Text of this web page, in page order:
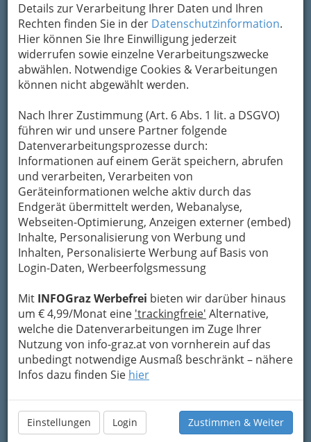
Details zur Verarbeitung Ihrer Daten und Ihren
Rechten finden Sie in der Datenschutzinformation.
Hier können Sie Ihre Einwilligung jederzeit
widerrufen sowie einzelne Verarbeitungszwecke
abwählen. Notwendige Cookies & Verarbeitungen
können nicht abgewählt werden.
Nach Ihrer Zustimmung (Art. 6 Abs. 1 lit. a DSGVO)
führen wir und unsere Partner folgende
Datenverarbeitungsprozesse durch:
Informationen auf einem Gerät speichern, abrufen
und verarbeiten, Verarbeiten von
Geräteinformationen welche aktiv durch das
Endgerät übermittelt werden, Webanalyse,
Webseiten-Optimierung, Anzeigen externer (embed)
Inhalte, Personalisierung von Werbung und
Inhalten, Personalisierte Werbung auf Basis von
Login-Daten, Werbeerfolgsmessung
Mit INFOGraz Werbefrei bieten wir darüber hinaus
um € 4,99/Monat eine 'trackingfreie' Alternative,
welche die Datenverarbeitungen im Zuge Ihrer
Nutzung von info-graz.at von vornherein auf das
unbedingt notwendige Ausmaß beschränkt – nähere
Infos dazu finden Sie hier
Einstellungen Login Zustimmen & Weiter
Kontaktaufnahme
Um die Info-Graz Firmenvor Spam-Mails zu
bewahren, verwenden wir an dieser Stelle zur
Übermittlung Ihrer Nachricht ein sicheres
Formular. Ihre Nachricht wird nach dem
Unternehmen academia flamenca las hermanas
- Studio für Flamenco, spanischen Tanz, Ballett
und Bodywork weitergeleitet.
Mein Name
Meine Email Adresse
Mein Betreff
Meine Nachricht